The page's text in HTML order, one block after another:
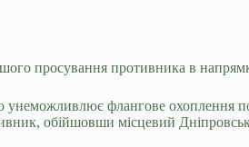
просування противника в
флангове охоплення
обійшовши місцевий